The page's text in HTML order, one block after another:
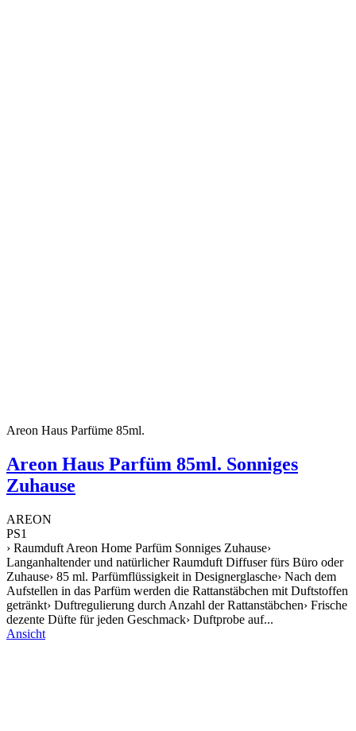
Areon Haus Parfüme 85ml.
Areon Haus Parfüm 85ml. Sonniges
Zuhause
AREON
PS1
› Raumduft Areon Home Parfüm Sonniges Zuhause›
Langanhaltender und natürlicher Raumduft Diffuser fürs Büro oder
Zuhause› 85 ml. Parfümflüssigkeit in Designerglasche› Nach dem
Aufstellen in das Parfüm werden die Rattanstäbchen mit Duftstoffen
getränkt› Duftregulierung durch Anzahl der Rattanstäbchen› Frische
dezente Düfte für jeden Geschmack› Duftprobe auf...
Ansicht